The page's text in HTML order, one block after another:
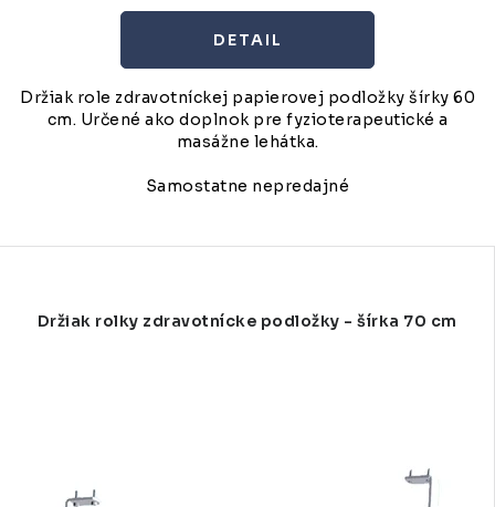
DETAIL
Držiak role zdravotníckej papierovej podložky šírky 60
cm. Určené ako doplnok pre fyzioterapeutické a
masážne lehátka.
Samostatne nepredajné
Držiak rolky zdravotnícke podložky - šírka 70 cm